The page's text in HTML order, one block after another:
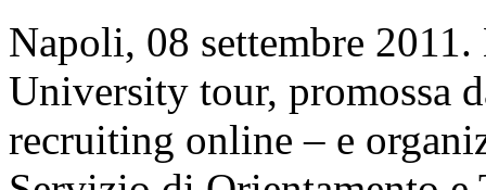
Napoli, 08 settembre
University tour, promossa
recruiting online – e